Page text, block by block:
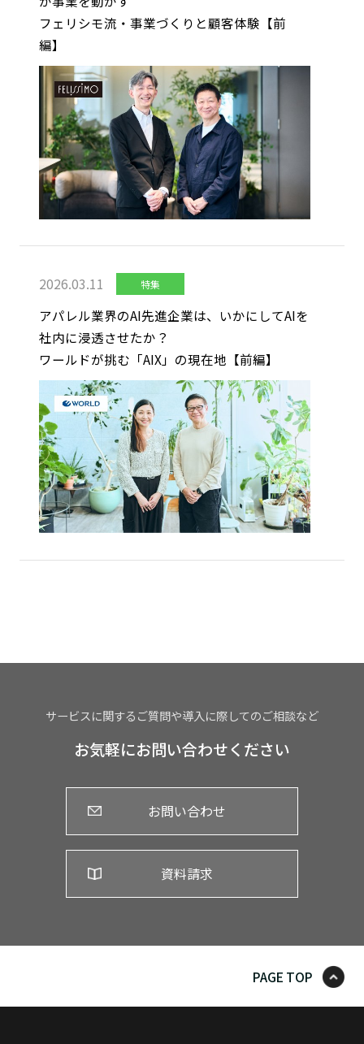
フェリシモ流・事業づくりと顧客体験【前
編】
2026.03.11 特集
アパレル業界のAI先進企業は、いかにしてAIを
社内に浸透させたか？
ワールドが挑む「AIX」の現在地【前編】
サービスに関するご質問や導入に際してのご相談など
お気軽にお問い合わせください
お問い合わせ
資料請求
PAGE TOP